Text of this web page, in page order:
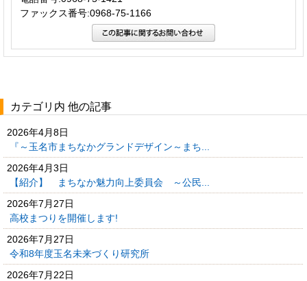
ファックス番号:0968-75-1166
カテゴリ内 他の記事
2026年4月8日
『～玉名市まちなかグランドデザイン～まち...
2026年4月3日
【紹介】 まちなか魅力向上委員会 ～公民...
2026年7月27日
高校まつりを開催します!
2026年7月27日
令和8年度玉名未来づくり研究所
2026年7月22日